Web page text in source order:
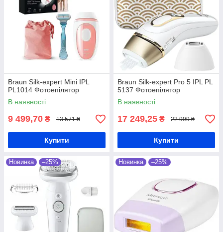
Braun Silk-expert Mini IPL
PL1014 Фотоепілятор
В наявності
9 499,70 ₴ 13 571 ₴
Купити
Braun Silk-expert Pro 5 IPL PL
5137 Фотоепілятор
В наявності
17 249,25 ₴ 22 999 ₴
Купити
Новинка –25% Новинка –25%